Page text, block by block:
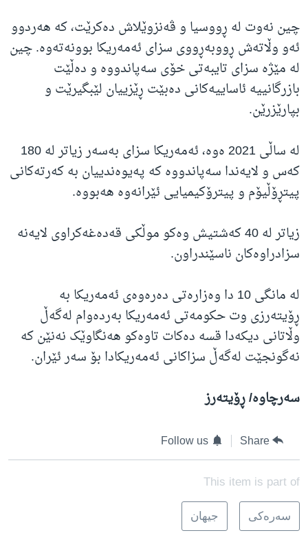
چین نەوت لە ڕووسیا و ڤەنزوێلاش دەکرێت، کە هەردوو
ئەو وڵاتەش ڕووبەڕووی سزای ئەمەریکا بوونەتەوە. چین
لە مێژە سزای تایبەتی خۆی سەپاندووە و دەڵێت
بازرگانییە ئاساییەکانی دەبێت ڕێزییان لێبگیرێت و
بپارێزرێن.
لە ساڵی 2021 ەوە، ئەمەریکا سزای بەسەر زیاتر لە 180
کەس و لایەندا سەپاندووە کە پەیوەندییان بە کەرتەکانی
پیتڕۆڵیۆم و پیترۆکیمیایی ئێرانەوە هەبووە.
زیاتر لە 40 کەشتیش وەکو موڵکی قەدەغەکراوی لایەنە
سزادراوەکان ناسێندراون.
لە مانگی 10 دا وەزارەتی دەرەوەی ئەمەریکا بە
ڕۆیتەرزی وت حکومەتی ئەمەریکا بەردەوام لەگەڵ
وڵاتانی دیکەدا قسە دەکات تاوەکو هەنگاوێک نەنێن کە
نەگونجێت لەگەڵ سزاکانی ئەمەریکادا بۆ سەر ئێران.
سەرچاوە/ ڕۆیتەرز
Share
Follow us
This item is part of
سه‌ره‌کی جیهان